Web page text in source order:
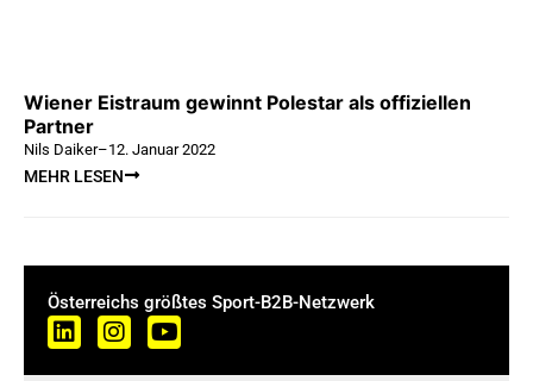
Wiener Eistraum gewinnt Polestar als offiziellen
Partner
Nils Daiker–12. Januar 2022
MEHR LESEN
Österreichs größtes Sport-B2B-Netzwerk